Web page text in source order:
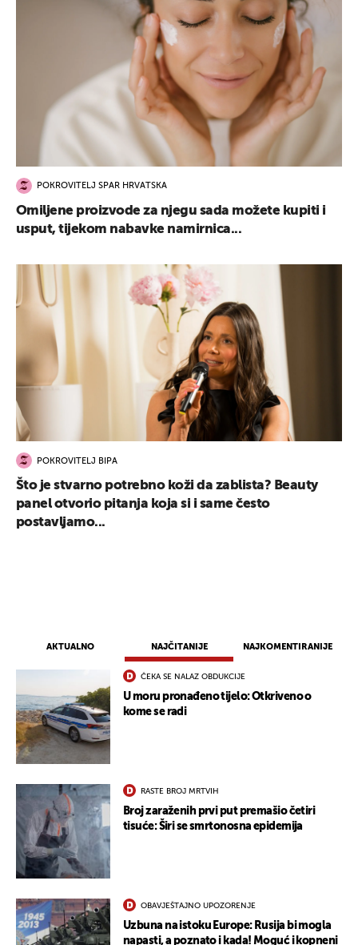
AKTUALNO NAJČITANIJE NAJKOMENTIRANIJE
ČEKA SE NALAZ OBDUKCIJE
U moru pronađeno tijelo: Otkriveno o
kome se radi
RASTE BROJ MRTVIH
Broj zaraženih prvi put premašio četiri
tisuće: Širi se smrtonosna epidemija
OBAVJEŠTAJNO UPOZORENJE
Uzbuna na istoku Europe: Rusija bi mogla
napasti, a poznato i kada! Moguć i kopneni
POKROVITELJ SPAR HRVATSKA
Omiljene proizvode za njegu sada možete kupiti i
usput, tijekom nabavke namirnica...
POKROVITELJ BIPA
Što je stvarno potrebno koži da zablista? Beauty
panel otvorio pitanja koja si i same često
postavljamo...